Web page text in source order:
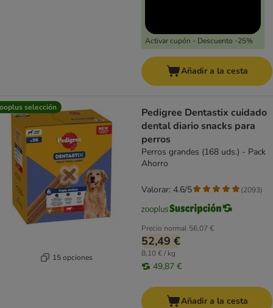
Activar cupón - Descuento -25%
Añadir a la cesta
selección
15 opciones
Pedigree Dentastix cuidado
dental diario snacks para
perros
Perros grandes (168 uds.) - Pack
Ahorro
Precio normal 56,07 €
52,49 €
8,10 € / kg
49,87 €
Valorar: 4.6/5 (2093)
Añadir a la cesta